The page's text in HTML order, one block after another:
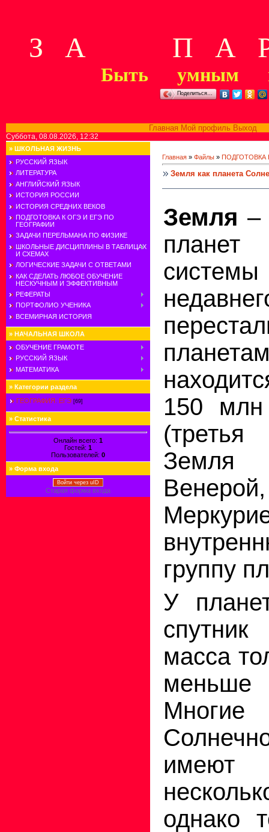
З А П А Р
Быть умным
Поделиться…
Главная Мой профиль Выход
Суббота, 08.08.2026, 12:32
» ШКОЛЬНАЯ ЖИЗНЬ
РУССКИЙ ЯЗЫК
ЛИТЕРАТУРА
АНГЛИЙСКИЙ ЯЗЫК
ИСТОРИЯ РОССИИ
ИСТОРИЯ СРЕДНИХ ВЕКОВ
ПОДГОТОВКА К ОГЭ И ЕГЭ ПО
ГЕОГРАФИИ
ЗАДАЧИ ПЕРЕЛЬМАНА ПО ФИЗИКЕ
ШКОЛЬНЫЕ ДИСЦИПЛИНЫ В ТАБЛИЦАХ
И СХЕМАХ
ЛОГИЧЕСКИЕ ЗАДАЧИ С ОТВЕТАМИ
КАК СДЕЛАТЬ ЛЮБОЕ ОБУЧЕНИЕ
НЕСКУЧНЫМ И ЭФФЕКТИВНЫМ
РЕФЕРАТЫ
ПОРТФОЛИО УЧЕНИКА
ВСЕМИРНАЯ ИСТОРИЯ
» НАЧАЛЬНАЯ ШКОЛА
ОБУЧЕНИЕ ГРАМОТЕ
РУССКИЙ ЯЗЫК
МАТЕМАТИКА
» Категории раздела
ГЕОГРАФИЯ. ЕГЭ [69]
» Статистика
Онлайн всего: 1
Гостей: 1
Пользователей: 0
» Форма входа
Войти через uID
Старая форма входа
Главная » Файлы » ПОДГОТОВКА
Земля как планета
Земля –
150
группу
У
масса
меньше
однако